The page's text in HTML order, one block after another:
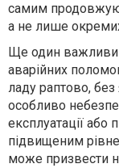
самим
а не лише
Ще один
аварійних
ладу раптово,
особливо
експлуатації або
підвищеним
може призвести